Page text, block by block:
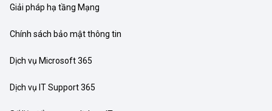
Giải pháp hạ tầng Mạng
Chính sách bảo mật thông tin
Dịch vụ Microsoft 365
Dịch vụ IT Support 365